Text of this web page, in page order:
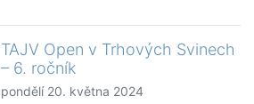
TAJV Open v Trhových Svinech
– 6. ročník
pondělí 20. května 2024